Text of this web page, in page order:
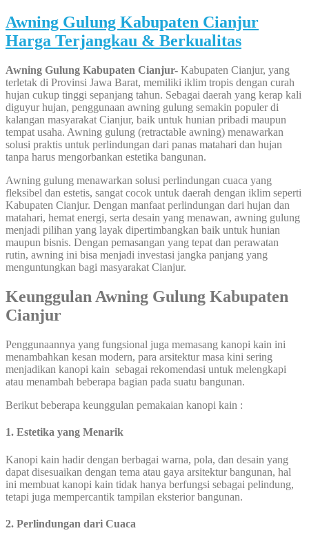
Awning Gulung Kabupaten Cianjur
Harga Terjangkau & Berkualitas
Awning Gulung Kabupaten Cianjur- Kabupaten Cianjur, yang
terletak di Provinsi Jawa Barat, memiliki iklim tropis dengan curah
hujan cukup tinggi sepanjang tahun. Sebagai daerah yang kerap kali
diguyur hujan, penggunaan awning gulung semakin populer di
kalangan masyarakat Cianjur, baik untuk hunian pribadi maupun
tempat usaha. Awning gulung (retractable awning) menawarkan
solusi praktis untuk perlindungan dari panas matahari dan hujan
tanpa harus mengorbankan estetika bangunan.
Awning gulung menawarkan solusi perlindungan cuaca yang
fleksibel dan estetis, sangat cocok untuk daerah dengan iklim seperti
Kabupaten Cianjur. Dengan manfaat perlindungan dari hujan dan
matahari, hemat energi, serta desain yang menawan, awning gulung
menjadi pilihan yang layak dipertimbangkan baik untuk hunian
maupun bisnis. Dengan pemasangan yang tepat dan perawatan
rutin, awning ini bisa menjadi investasi jangka panjang yang
menguntungkan bagi masyarakat Cianjur.
Keunggulan Awning Gulung Kabupaten
Cianjur
Penggunaannya yang fungsional juga memasang kanopi kain ini
menambahkan kesan modern, para arsitektur masa kini sering
menjadikan kanopi kain sebagai rekomendasi untuk melengkapi
atau menambah beberapa bagian pada suatu bangunan.
Berikut beberapa keunggulan pemakaian kanopi kain :
1. Estetika yang Menarik
Kanopi kain hadir dengan berbagai warna, pola, dan desain yang
dapat disesuaikan dengan tema atau gaya arsitektur bangunan, hal
ini membuat kanopi kain tidak hanya berfungsi sebagai pelindung,
tetapi juga mempercantik tampilan eksterior bangunan.
2. Perlindungan dari Cuaca